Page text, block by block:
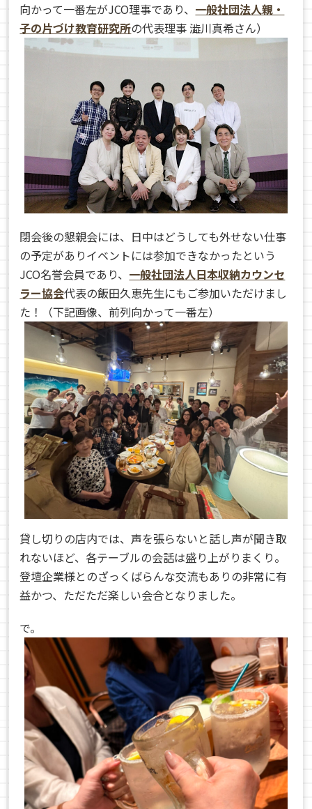
向かって一番左がJCO理事であり、 一般社団法人親・
子の片づけ教育研究所の代表理事 澁川真希さん）
閉会後の懇親会には、日中はどうしても外せない仕事
の予定がありイベントには参加できなかったという
JCO名誉会員であり、 一般社団法人日本収納カウンセ
ラー協会代表の飯田久恵先生にもご参加いただけまし
た！（下記画像、前列向かって一番左）
貸し切りの店内では、声を張らないと話し声が聞き取
れないほど、各テーブルの会話は盛り上がりまくり。
登壇企業様とのざっくばらんな交流もありの非常に有
益かつ、ただただ楽しい会合となりました。
で。